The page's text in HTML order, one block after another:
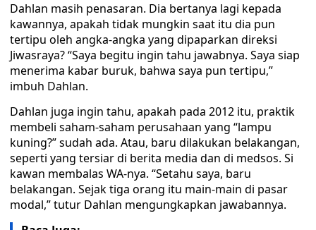
Dahlan masih penasaran. Dia bertanya lagi kepada
kawannya, apakah tidak mungkin saat itu dia pun
tertipu oleh angka-angka yang dipaparkan direksi
Jiwasraya? “Saya begitu ingin tahu jawabnya. Saya siap
menerima kabar buruk, bahwa saya pun tertipu,”
imbuh Dahlan.
Dahlan juga ingin tahu, apakah pada 2012 itu, praktik
membeli saham-saham perusahaan yang “lampu
kuning?” sudah ada. Atau, baru dilakukan belakangan,
seperti yang tersiar di berita media dan di medsos. Si
kawan membalas WA-nya. “Setahu saya, baru
belakangan. Sejak tiga orang itu main-main di pasar
modal,” tutur Dahlan mengungkapkan jawabannya.